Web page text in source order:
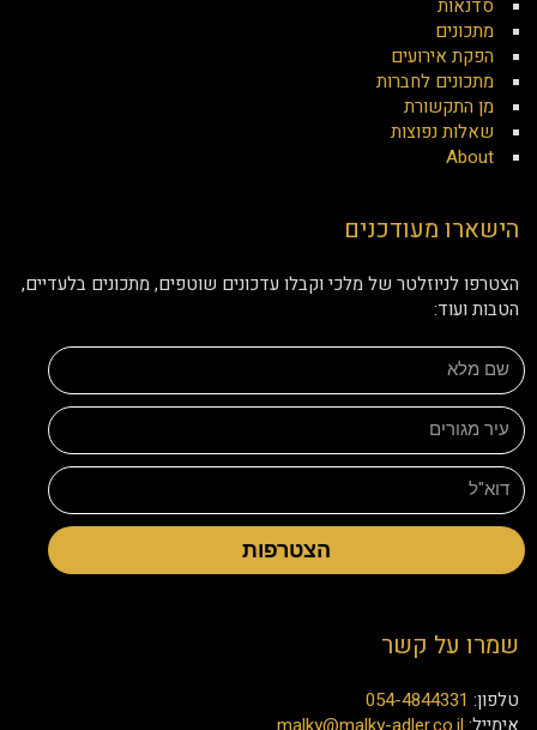
סדנאות
מתכונים
הפקת אירועים
מתכונים לחברות
מן התקשורת
שאלות נפוצות
About
הישארו מעודכנים
הצטרפו לניוזלטר של מלכי וקבלו עדכונים שוטפים, מתכונים בלעדיים,
הטבות ועוד:
הצטרפות
שמרו על קשר
טלפון: 054-4844331